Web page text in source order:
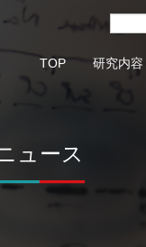
TOP 研究内容
ュース